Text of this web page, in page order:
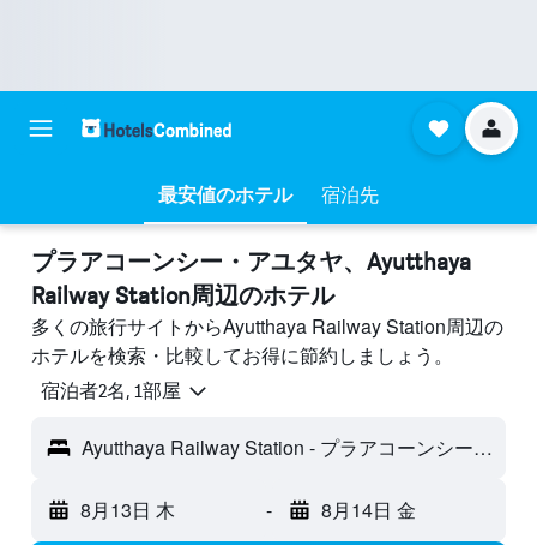
最安値のホテル 宿泊先
プラアコーンシー・アユタヤ​、Ayutthaya
Railway Station周辺のホテル
多くの旅行サイトからAyutthaya Railway Station周辺の
ホテルを検索・比較してお得に節約しましょう。
宿泊者2名, 1​部屋
Ayutthaya Railway Station - プラアコーンシー・アユタヤ, タイ
8月13日 木 - 8月14日 金